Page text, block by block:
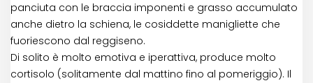
panciuta con le braccia imponenti e grasso accumulato
anche dietro la schiena, le cosiddette manigliette che
fuoriescono dal reggiseno.
Di solito è molto emotiva e iperattiva, produce molto
cortisolo (solitamente dal mattino fino al pomeriggio). Il